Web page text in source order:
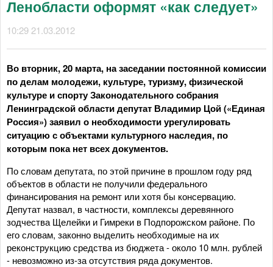
Ленобласти оформят «как следует»
10:29 21.03.2012
Во вторник, 20 марта, на заседании постоянной комиссии
по делам молодежи, культуре, туризму, физической
культуре и спорту Законодательного собрания
Ленинградской области депутат Владимир Цой («Единая
Россия») заявил о необходимости урегулировать
ситуацию с объектами культурного наследия, по
которым пока нет всех документов.
По словам депутата, по этой причине в прошлом году ряд
объектов в области не получили федерального
финансирования на ремонт или хотя бы консервацию.
Депутат назвал, в частности, комплексы деревянного
зодчества Щелейки и Гимреки в Подпорожском районе. По
его словам, законно выделить необходимые на их
реконструкцию средства из бюджета - около 10 млн. рублей
- невозможно из-за отсутствия ряда документов.